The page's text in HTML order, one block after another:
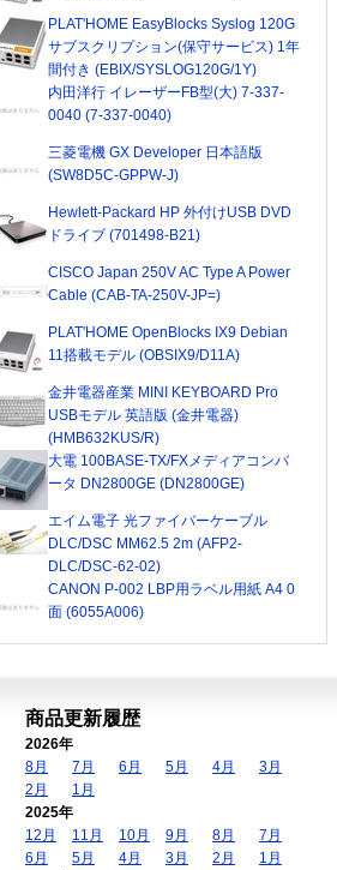
PLAT'HOME EasyBlocks Syslog 120G
サブスクリプション(保守サービス) 1年
間付き (EBIX/SYSLOG120G/1Y)
内田洋行 イレーザーFB型(大) 7-337-
0040 (7-337-0040)
三菱電機 GX Developer 日本語版
(SW8D5C-GPPW-J)
Hewlett-Packard HP 外付けUSB DVD
ドライブ (701498-B21)
CISCO Japan 250V AC Type A Power
Cable (CAB-TA-250V-JP=)
PLAT'HOME OpenBlocks IX9 Debian
11搭載モデル (OBSIX9/D11A)
金井電器産業 MINI KEYBOARD Pro
USBモデル 英語版 (金井電器)
(HMB632KUS/R)
大電 100BASE-TX/FXメディアコンバ
ータ DN2800GE (DN2800GE)
エイム電子 光ファイバーケーブル
DLC/DSC MM62.5 2m (AFP2-
DLC/DSC-62-02)
CANON P-002 LBP用ラベル用紙 A4 0
面 (6055A006)
商品更新履歴
2026年
8月
7月 6月 5月 4月
3月
2月
1月
2025年
12月
11月 10月 9月 8月
7月
6月
5月 4月 3月 2月
1月